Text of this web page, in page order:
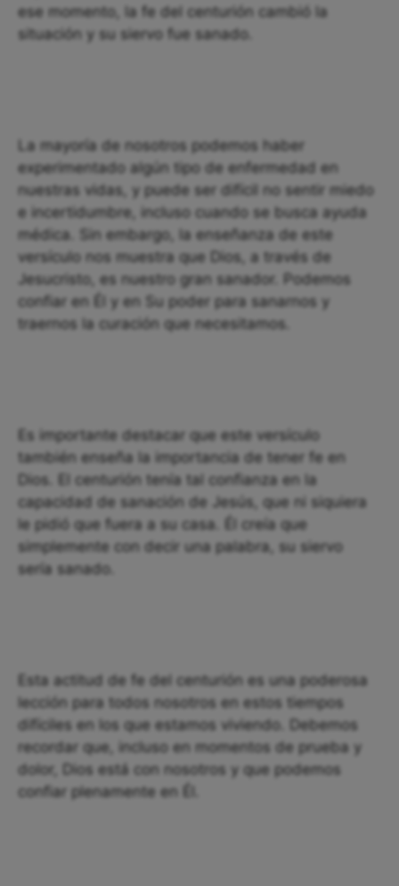
ese momento, la fe del centurión cambió la
situación y su siervo fue sanado.
La mayoría de nosotros podemos haber
experimentado algún tipo de enfermedad en
nuestras vidas, y puede ser difícil no sentir miedo
e incertidumbre, incluso cuando se busca ayuda
médica. Sin embargo, la enseñanza de este
versículo nos muestra que Dios, a través de
Jesucristo, es nuestro gran sanador. Podemos
confiar en Él y en Su poder para sanarnos y
traernos la curación que necesitamos.
Es importante destacar que este versículo
también enseña la importancia de tener fe en
Dios. El centurión tenía tal confianza en la
capacidad de sanación de Jesús, que ni siquiera
le pidió que fuera a su casa. Él creía que
simplemente con decir una palabra, su siervo
sería sanado.
Esta actitud de fe del centurión es una poderosa
lección para todos nosotros en estos tiempos
difíciles en los que estamos viviendo. Debemos
recordar que, incluso en momentos de prueba y
dolor, Dios está con nosotros y que podemos
confiar plenamente en Él.